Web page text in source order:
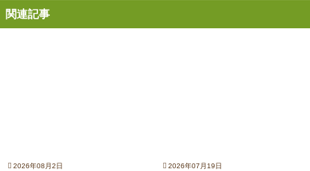
関連記事
2026年08月2日 2026年07月19日